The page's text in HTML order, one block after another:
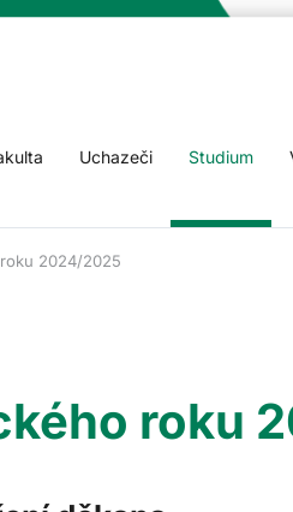
Uchazeči Studium
2024/2025
roku